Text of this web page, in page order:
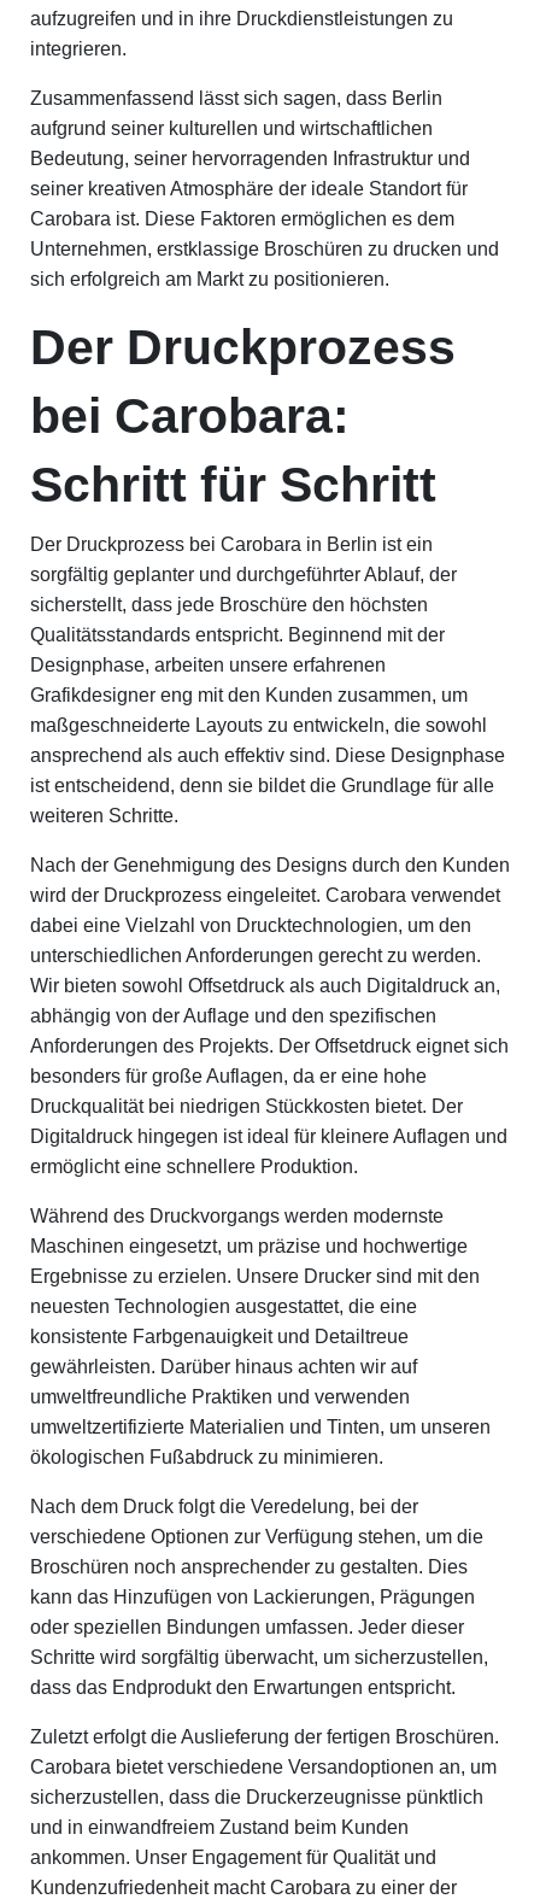
aufzugreifen und in ihre Druckdienstleistungen zu
integrieren.
Zusammenfassend lässt sich sagen, dass Berlin
aufgrund seiner kulturellen und wirtschaftlichen
Bedeutung, seiner hervorragenden Infrastruktur und
seiner kreativen Atmosphäre der ideale Standort für
Carobara ist. Diese Faktoren ermöglichen es dem
Unternehmen, erstklassige Broschüren zu drucken und
sich erfolgreich am Markt zu positionieren.
Der Druckprozess
bei Carobara:
Schritt für Schritt
Der Druckprozess bei Carobara in Berlin ist ein
sorgfältig geplanter und durchgeführter Ablauf, der
sicherstellt, dass jede Broschüre den höchsten
Qualitätsstandards entspricht. Beginnend mit der
Designphase, arbeiten unsere erfahrenen
Grafikdesigner eng mit den Kunden zusammen, um
maßgeschneiderte Layouts zu entwickeln, die sowohl
ansprechend als auch effektiv sind. Diese Designphase
ist entscheidend, denn sie bildet die Grundlage für alle
weiteren Schritte.
Nach der Genehmigung des Designs durch den Kunden
wird der Druckprozess eingeleitet. Carobara verwendet
dabei eine Vielzahl von Drucktechnologien, um den
unterschiedlichen Anforderungen gerecht zu werden.
Wir bieten sowohl Offsetdruck als auch Digitaldruck an,
abhängig von der Auflage und den spezifischen
Anforderungen des Projekts. Der Offsetdruck eignet sich
besonders für große Auflagen, da er eine hohe
Druckqualität bei niedrigen Stückkosten bietet. Der
Digitaldruck hingegen ist ideal für kleinere Auflagen und
ermöglicht eine schnellere Produktion.
Während des Druckvorgangs werden modernste
Maschinen eingesetzt, um präzise und hochwertige
Ergebnisse zu erzielen. Unsere Drucker sind mit den
neuesten Technologien ausgestattet, die eine
konsistente Farbgenauigkeit und Detailtreue
gewährleisten. Darüber hinaus achten wir auf
umweltfreundliche Praktiken und verwenden
umweltzertifizierte Materialien und Tinten, um unseren
ökologischen Fußabdruck zu minimieren.
Nach dem Druck folgt die Veredelung, bei der
verschiedene Optionen zur Verfügung stehen, um die
Broschüren noch ansprechender zu gestalten. Dies
kann das Hinzufügen von Lackierungen, Prägungen
oder speziellen Bindungen umfassen. Jeder dieser
Schritte wird sorgfältig überwacht, um sicherzustellen,
dass das Endprodukt den Erwartungen entspricht.
Zuletzt erfolgt die Auslieferung der fertigen Broschüren.
Carobara bietet verschiedene Versandoptionen an, um
sicherzustellen, dass die Druckerzeugnisse pünktlich
und in einwandfreiem Zustand beim Kunden
ankommen. Unser Engagement für Qualität und
Kundenzufriedenheit macht Carobara zu einer der